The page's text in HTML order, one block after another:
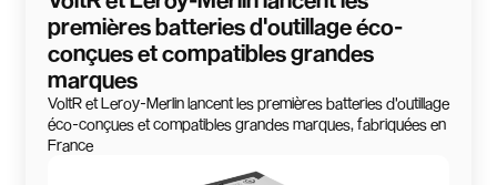
premières batteries d'outillage éco-
conçues et compatibles grandes
marques
VoltR et Leroy-Merlin lancent les premières batteries d'outillage
éco-conçues et compatibles grandes marques, fabriquées en
France